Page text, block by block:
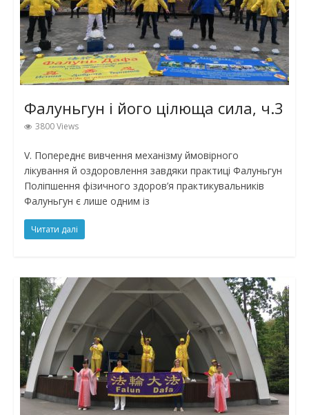
Фалуньгун і його цілюща сила, ч.3
3800 Views
V. Попереднє вивчення механізму ймовірного
лікування й оздоровлення завдяки практиці Фалуньгун
Поліпшення фізичного здоров’я практикувальників
Фалуньгун є лише одним із
Читати далі